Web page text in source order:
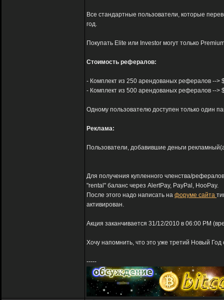
Все стандартные пользователи, которые
год.
Покупать Elite или Investor могут только
Стоимость рефералов:
- Комплект из 250 арендованых рефералов -->
- Комплект из 500 арендованых рефералов -->
Одному пользователю доступен только один
Реклама:
Пользователи, добавившие деньги
Для получения купленного членства/
"rental" баланс через AlertPay, PayPal, HooPay.
После этого надо написать на форуме сайта
активирован.
Акция заканчивается 31/12/2010 в 06:00 PM
Хочу напомнить, что это уже третий Новый
-----